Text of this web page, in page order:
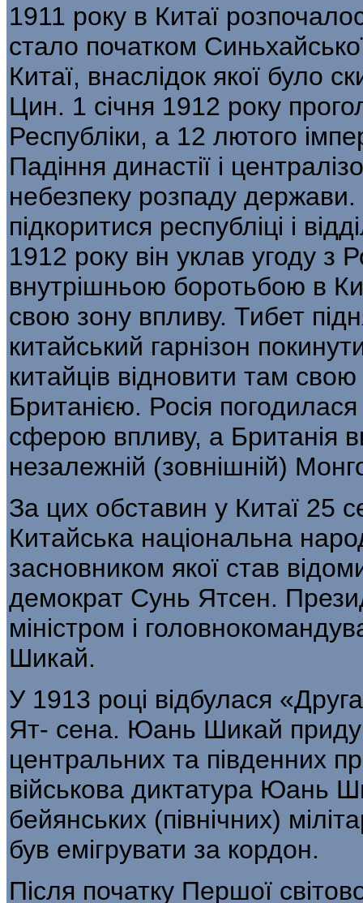
1911 року в Китаї
стало початком
Китаї, внаслідок якої було
Цин. 1 січня 1912 року
Республіки, а 12 лютого
Падіння династії і
небезпеку розпаду
підкоритися республіці і
1912 року він уклав угоду з
внутрішньою бо­ротьбою в
свою зону впливу. Тибет
китайський гарнізон
китайців відновити там
Британією. Росія
сфе­рою впливу, а Британія
незалежній (зов­нішній)
За цих обставин у Китаї 25
Китайська національна
засновником якої став
демократ Сунь Ятсен.
міністром і
Шикай.
У 1913 році відбулася
Ят- сена. Юань Шикай
центральних та південних
військова диктатура Юань
бейянських (північних)
був емігрувати за кордон.
Після початку Першої